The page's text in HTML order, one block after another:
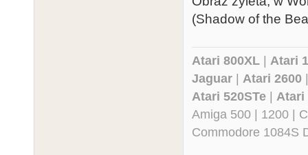
(Shadow of the
Atari 800XL | Atari
Jaguar | Atari 2600
Atari 520STe | Atari
Amiga 500 | 1200 |
Commodore 1084S